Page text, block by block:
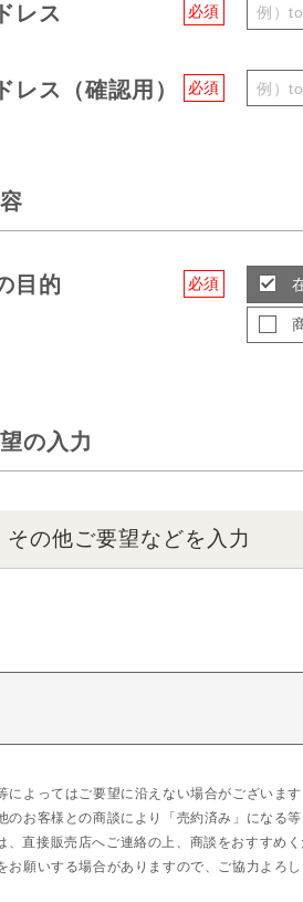
必須
レス
必須
レス（確認用）
必須
目的
の入力
その他ご要望などを入力
によってはご要望に沿えない場合がございます
のお客様との商談により「売約済み」になる
、直接販売店へご連絡の上、商談をおすすめく
願いする場合がありますので、ご協力よろし